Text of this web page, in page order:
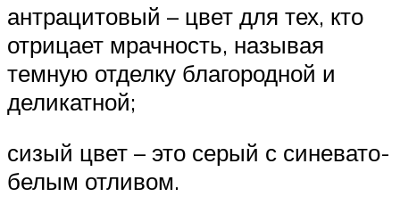
антрацитовый – цвет для тех, кто
отрицает мрачность, называя
темную отделку благородной и
деликатной;
сизый цвет – это серый с синевато-
белым отливом.